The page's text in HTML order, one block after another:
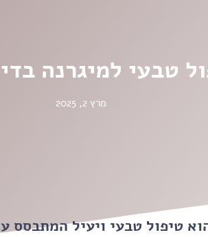
טבעי למיגרנה
מרץ 2, 2025
טיפול טבעי ויעיל